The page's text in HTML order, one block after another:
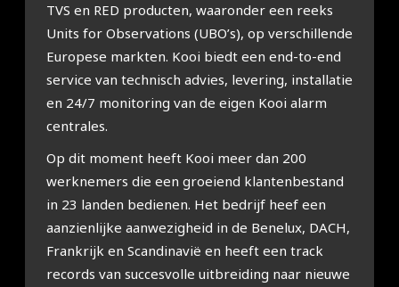
TVS en RED producten, waaronder een reeks
Units for Observations (UBO’s), op verschillende
Europese markten. Kooi biedt een end-to-end
service van technisch advies, levering, installatie
en 24/7 monitoring van de eigen Kooi alarm
centrales.
Op dit moment heeft Kooi meer dan 200
werknemers die een groeiend klantenbestand
in 23 landen bedienen. Het bedrijf heef een
aanzienlijke aanwezigheid in de Benelux, DACH,
Frankrijk en Scandinavië en heeft een track
records van succesvolle uitbreiding naar nieuwe